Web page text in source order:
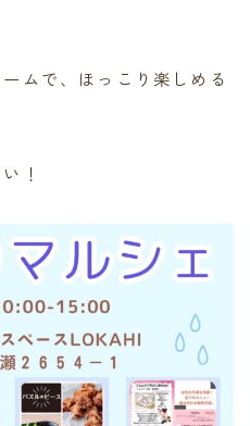
ムで、ほっこり楽しめる
！